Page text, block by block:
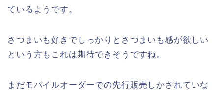
ているようです。
さつまいも好きでしっかりとさつまいも感が欲しい
という方もこれは期待できそうですね。
まだモバイルオーダーでの先行販売しかされていな